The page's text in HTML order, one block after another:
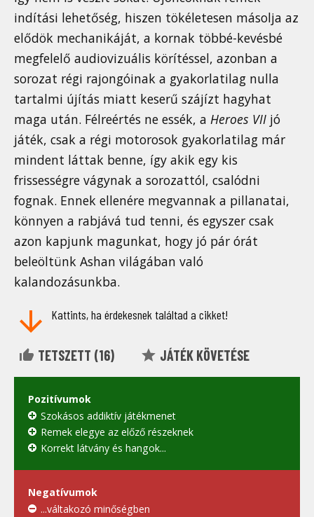
indítási lehetőség, hiszen tökéletesen másolja az
elődök mechanikáját, a kornak többé-kevésbé
megfelelő audiovizuális körítéssel, azonban a
sorozat régi rajongóinak a gyakorlatilag nulla
tartalmi újítás miatt keserű szájízt hagyhat
maga után. Félreértés ne essék, a Heroes VII jó
játék, csak a régi motorosok gyakorlatilag már
mindent láttak benne, így akik egy kis
frissességre vágynak a sorozattól, csalódni
fognak. Ennek ellenére megvannak a pillanatai,
könnyen a rabjává tud tenni, és egyszer csak
azon kapjunk magunkat, hogy jó pár órát
beleöltünk Ashan világában való
kalandozásunkba.
Kattints, ha érdekesnek találtad a cikket!
TETSZETT (16) JÁTÉK KÖVETÉSE
Pozitívumok
Szokásos addiktív játékmenet
Remek elegye az előző részeknek
Korrekt látvány és hangok...
Negatívumok
...váltakozó minőségben